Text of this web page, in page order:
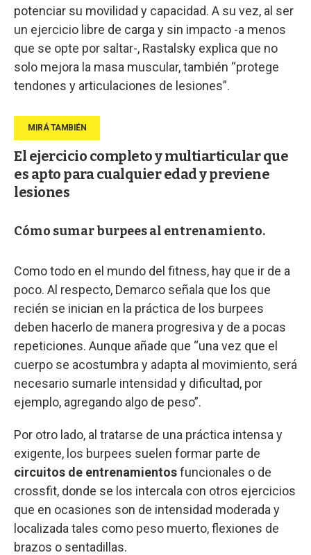
potenciar su movilidad y capacidad. A su vez, al ser
un ejercicio libre de carga y sin impacto -a menos
que se opte por saltar-, Rastalsky explica que no
solo mejora la masa muscular, también “protege
tendones y articulaciones de lesiones”.
El ejercicio completo y multiarticular que
es apto para cualquier edad y previene
lesiones
Cómo sumar burpees al entrenamiento.
Como todo en el mundo del fitness, hay que ir de a
poco. Al respecto, Demarco señala que los que
recién se inician en la práctica de los burpees
deben hacerlo de manera progresiva y de a pocas
repeticiones. Aunque añade que “una vez que el
cuerpo se acostumbra y adapta al movimiento, será
necesario sumarle intensidad y dificultad, por
ejemplo, agregando algo de peso”.
Por otro lado, al tratarse de una práctica intensa y
exigente, los burpees suelen formar parte de
circuitos de entrenamientosfuncionales o de
crossfit, donde se los intercala con otros ejercicios
que en ocasiones son de intensidad moderada y
localizada tales como peso muerto, flexiones de
brazos o sentadillas.